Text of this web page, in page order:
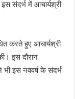
इस संदर्भ में आचार्यश्री
करते हुए आचार्यश्री
इस दौरान
भी इस नववर्ष के संदर्भ